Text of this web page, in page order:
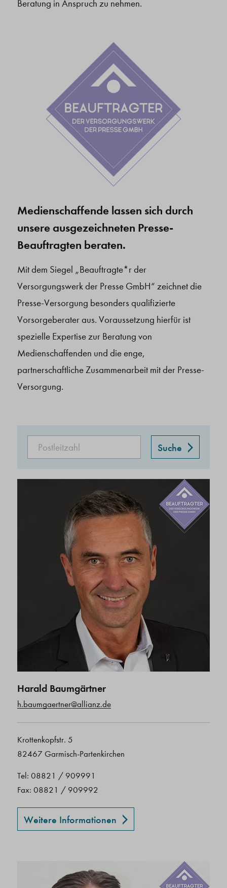
Beratung in Anspruch zu nehmen.
Medienschaffende lassen sich durch
unsere ausgezeichneten Presse-
Beauftragten beraten.
Mit dem Siegel „Beauftragte*r der
Versorgungswerk der Presse GmbH“ zeichnet die
Presse-Versorgung besonders qualifizierte
Vorsorgeberater aus. Voraussetzung hierfür ist
spezielle Expertise zur Beratung von
Medienschaffenden und die enge,
partnerschaftliche Zusammenarbeit mit der Presse-
Versorgung.
Suche
Harald Baumgärtner
h.baumgaertner@allianz.de
Krottenkopfstr. 5
82467 Garmisch-Partenkirchen
Tel: 08821 / 909991
Fax: 08821 / 909992
Weitere Informationen